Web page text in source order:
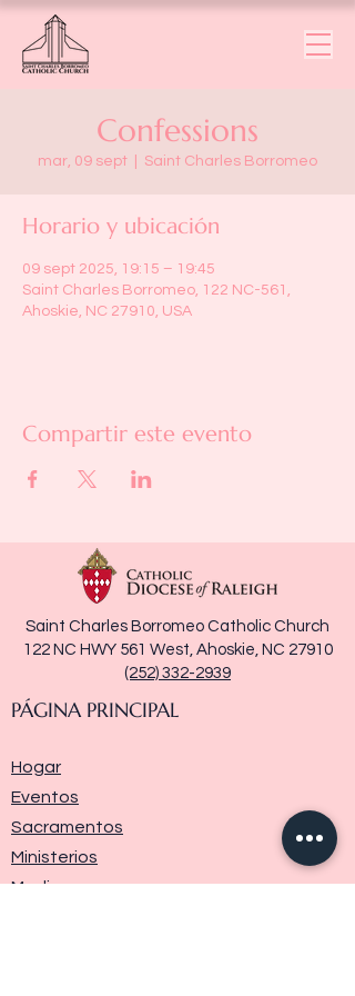
Confessions
mar, 09 sept Saint Charles Borromeo
Horario y ubicación
09 sept 2025, 19:15 – 19:45
Saint Charles Borromeo, 122 NC-561,
Ahoskie, NC 27910, USA
Compartir este evento
Saint Charles Borromeo Catholic Church
122 NC HWY 561 West, Ahoskie, NC 27910
(252) 332-2939
PÁGINA PRINCIPAL
Hogar
Eventos
Sacramentos
Ministerios
Media